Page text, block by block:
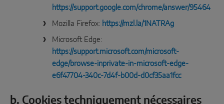
https://support.google.com/chrome/answer/95464
Mozilla Firefox: https://mzl.la/1NATRAg
Microsoft Edge:
https://support.microsoft.com/microsoft-
edge/browse-inprivate-in-microsoft-edge-
e6f47704-340c-7d4f-b00d-d0cf35aa1fcc
b. Cookies techniquement nécessaires